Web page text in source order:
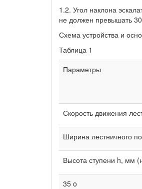
1.2. Угол наклона
не должен превышать
Схема устройства и
Таблица 1
Параметры
Скорость движения
Ширина лестничного
Высота ступени h, мм
35 o